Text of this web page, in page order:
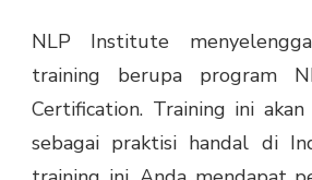
NLP Institute
training berupa program
Certification. Training ini
sebagai praktisi handal di